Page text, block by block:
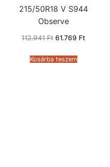
215/50R18 V S944
Observe
112.941Ft Original
112.941 Ft.
61.769 FtCurrent
Kosárba teszem